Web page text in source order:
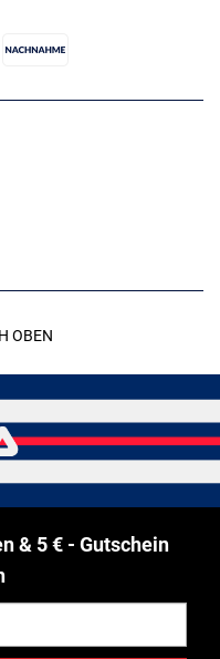
OBEN
& 5 € - Gutschein